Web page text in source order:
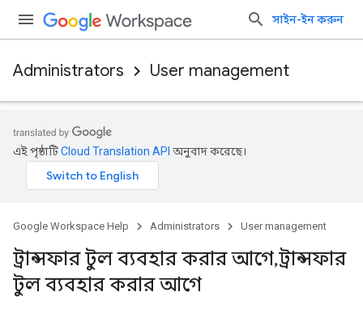
সাইন-ইন করুন
Administrators User management
এই পৃষ্ঠাটিCloud Translation API অনুবাদ করেছে।
Google Workspace Help Administrators User management
ট্রান্সফার টুল ব্যবহার করার আগে,ট্রান্সফার
টুল ব্যবহার করার আগে